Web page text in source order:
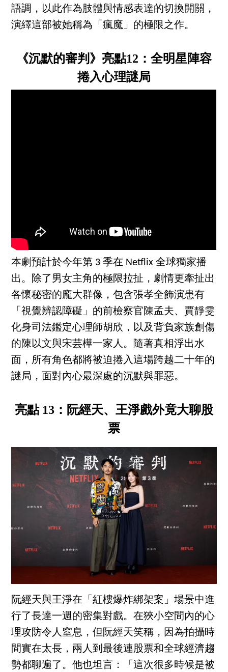
語調，以此作為肢體與情感表達的切換開關，
演繹這部被她稱為「瘋魔」的極限之作。
《沉默的審判》亮點12：全明星陣容
捲入心理謎局
本劇預計於今年第 3 季在 Netflix 全球獨家播
出。除了男女主角的極限拉扯，劇情更牽扯出
各懷秘密的龐大群像，包含張孝全飾演患有
「視覺辨認障礙」的前檢察官陳孟夫、賈靜雯
化身司法鑑定心理師胡欣，以及背負家族創傷
的陳以文與宋芸樺一家人。隨著真相浮出水
面，所有角色都將被迫捲入這場跨越二十年的
謎局，面對內心最深處的沉默與罪惡。
亮點 13：阮經天、王淨戲外竟大聊股
票
阮經天與王淨在「紅樓爆炸綁架案」場景中進
行了長達一週的密集對戲。在狹小空間內的心
理攻防令人窒息，但阮經天笑稱，因為拍攝時
間實在太長，兩人到最後連股票和全球經濟趨
勢都聊遍了。他也坦言：「這次很多時候是被